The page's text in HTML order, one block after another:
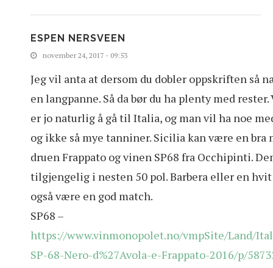
ESPEN NERSVEEN
november 24, 2017 - 09:53
Jeg vil anta at dersom du dobler oppskriften så
en langpanne. Så da bør du ha plenty med
er jo naturlig å gå til Italia, og man vil ha noe
og ikke så mye tanniner. Sicilia kan være en bra
druen Frappato og vinen SP68 fra Occhipinti.
tilgjengelig i nesten 50 pol. Barbera eller en hvit
også være en god match.
SP68 –
https://www.vinmonopolet.no/vmpSite/Land/
SP-68-Nero-d%27Avola-e-Frappato-2016/p/